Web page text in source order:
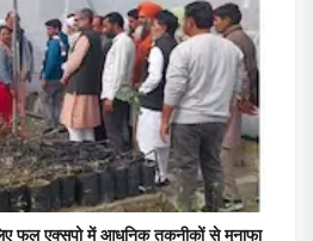
फल एक्सपो में आधुनिक तकनीकों से मुनाफा